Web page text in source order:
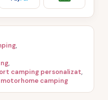
,
,
camping personalizat,
camping